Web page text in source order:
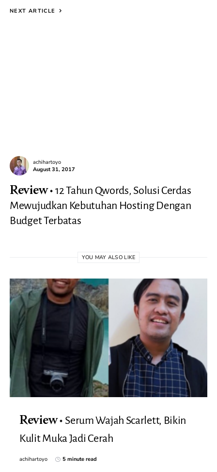
NEXT ARTICLE
achihartoyo
August 31, 2017
Review
12 Tahun Qwords, Solusi Cerdas
Mewujudkan Kebutuhan Hosting Dengan
Budget Terbatas
YOU MAY ALSO LIKE
Review
Serum Wajah Scarlett, Bikin
Kulit Muka Jadi Cerah
achihartoyo 5 minute read